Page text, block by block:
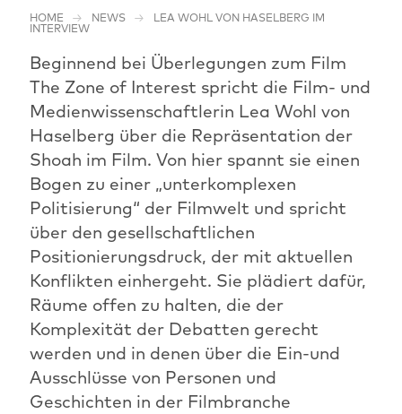
HOME NEWS
LEA WOHL VON HASELBERG IM
INTERVIEW
Beginnend bei Überlegungen zum Film
The Zone of Interest spricht die Film- und
Medienwissenschaftlerin Lea Wohl von
Haselberg über die Repräsentation der
Shoah im Film. Von hier spannt sie einen
Bogen zu einer „unterkomplexen
Politisierung“ der Filmwelt und spricht
über den gesellschaftlichen
Positionierungsdruck, der mit aktuellen
Konflikten einhergeht. Sie plädiert dafür,
Räume offen zu halten, die der
Komplexität der Debatten gerecht
werden und in denen über die Ein-und
Ausschlüsse von Personen und
Geschichten in der Filmbranche